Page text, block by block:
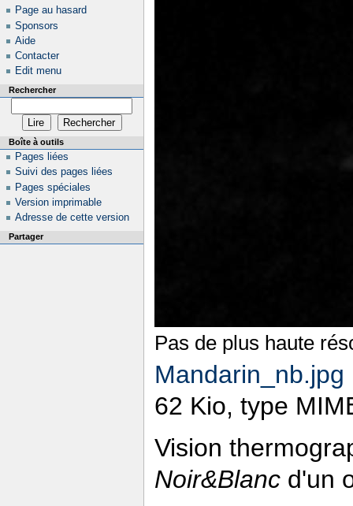
Pas de plus haute
Mandarin_nb.jpg
62 Kio, type
Vision
Noir&Blanc d'un
Page au hasard
Sponsors
Aide
Contacter
Edit menu
Rechercher
Boîte à outils
Pages liées
Suivi des pages liées
Pages spéciales
Version imprimable
Adresse de cette version
Partager